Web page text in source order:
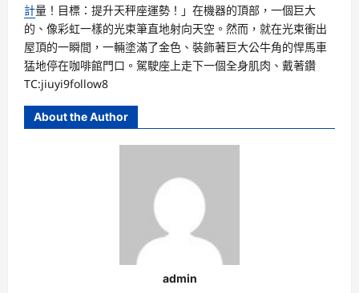
計量！目標：提升天秤座運勢！」在機器的頂部，一個巨大
的、像彩虹一樣的光束筆直地射向天空。然而，就在光束衝出
屋頂的一瞬間，一輛塗滿了金色、裝飾著巨大公牛角的悍馬車
猛地停在咖啡館門口。駕駛座上走下一個全身肌肉、戴著鑽
TC:jiuyi9follow8
About the Author
admin